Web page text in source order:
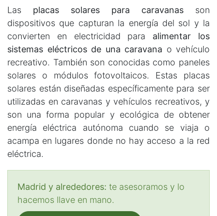
Las placas solares para caravanas son
dispositivos que capturan la energía del sol y la
convierten en electricidad para alimentar los
sistemas eléctricos de una caravana o vehículo
recreativo. También son conocidas como paneles
solares o módulos fotovoltaicos. Estas placas
solares están diseñadas específicamente para ser
utilizadas en caravanas y vehículos recreativos, y
son una forma popular y ecológica de obtener
energía eléctrica autónoma cuando se viaja o
acampa en lugares donde no hay acceso a la red
eléctrica.
Madrid y alrededores: te asesoramos y lo
hacemos llave en mano.